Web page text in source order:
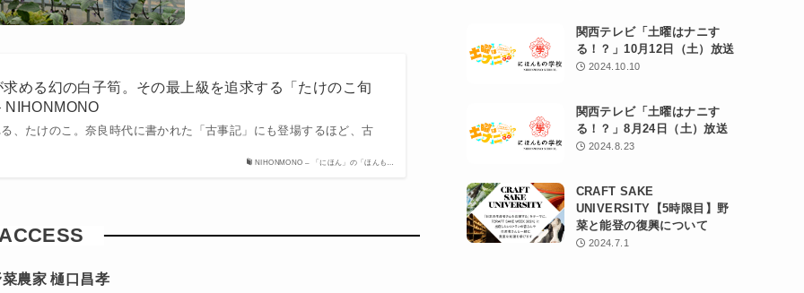
NIHONMONO – 「にほん」の「ほんも…
める幻の白子筍。その最上級を追求する「たけのこ旬
NIHONMONO
、たけのこ。奈良時代に書かれた「古事記」にも登場するほど、古
農家 樋口昌孝
関西テレビ「土曜はナニす
る！？」10月12日（土）放送
2024.10.10
関西テレビ「土曜はナニす
る！？」8月24日（土）放送
2024.8.23
CRAFT SAKE
UNIVERSITY【5時限目】野
菜と能登の復興について
2024.7.1